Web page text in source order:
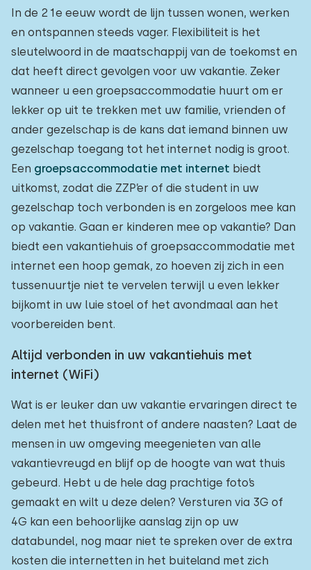
In de 21e eeuw wordt de lijn tussen wonen, werken
en ontspannen steeds vager. Flexibiliteit is het
sleutelwoord in de maatschappij van de toekomst en
dat heeft direct gevolgen voor uw vakantie. Zeker
wanneer u een groepsaccommodatie huurt om er
lekker op uit te trekken met uw familie, vrienden of
ander gezelschap is de kans dat iemand binnen uw
gezelschap toegang tot het internet nodig is groot.
Een groepsaccommodatie met internet biedt
uitkomst, zodat die ZZP’er of die student in uw
gezelschap toch verbonden is en zorgeloos mee kan
op vakantie. Gaan er kinderen mee op vakantie? Dan
biedt een vakantiehuis of groepsaccommodatie met
internet een hoop gemak, zo hoeven zij zich in een
tussenuurtje niet te vervelen terwijl u even lekker
bijkomt in uw luie stoel of het avondmaal aan het
voorbereiden bent.
Altijd verbonden in uw vakantiehuis met
internet (WiFi)
Wat is er leuker dan uw vakantie ervaringen direct te
delen met het thuisfront of andere naasten? Laat de
mensen in uw omgeving meegenieten van alle
vakantievreugd en blijf op de hoogte van wat thuis
gebeurd. Hebt u de hele dag prachtige foto’s
gemaakt en wilt u deze delen? Versturen via 3G of
4G kan een behoorlijke aanslag zijn op uw
databundel, nog maar niet te spreken over de extra
kosten die internetten in het buiteland met zich